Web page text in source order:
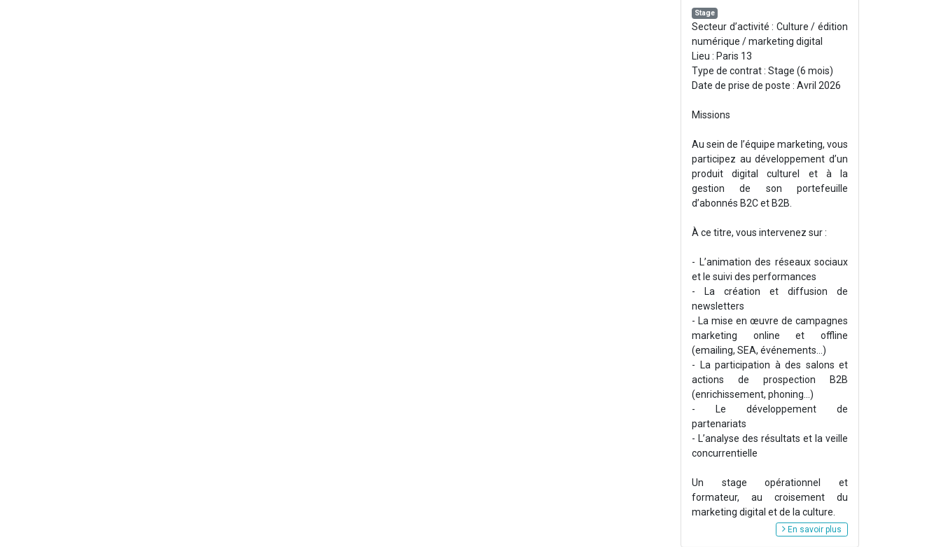
Stage
Secteur d’activité : Culture / édition
numérique / marketing digital
Lieu : Paris 13
Type de contrat : Stage (6 mois)
Date de prise de poste : Avril 2026
Missions
Au sein de l’équipe marketing, vous
participez au développement d’un
produit digital culturel et à la
gestion de son portefeuille
d’abonnés B2C et B2B.
À ce titre, vous intervenez sur :
- L’animation des réseaux sociaux
et le suivi des performances
- La création et diffusion de
newsletters
- La mise en œuvre de campagnes
marketing online et offline
(emailing, SEA, événements…)
- La participation à des salons et
actions de prospection B2B
(enrichissement, phoning...)
- Le développement de
partenariats
- L’analyse des résultats et la veille
concurrentielle
Un stage opérationnel et
formateur, au croisement du
marketing digital et de la culture.
En savoir plus